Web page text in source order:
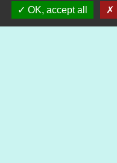
Contacts
OK, accept all